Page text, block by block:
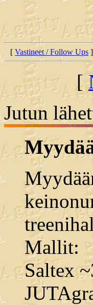
[ Vastineet / Follow Ups
[
Jutun
Mallit:
Saltex